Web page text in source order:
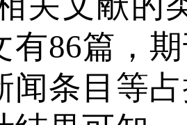
有86篇，
闻条目等